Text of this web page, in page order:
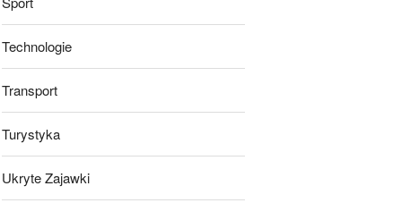
Technologie
Transport
Turystyka
Ukryte Zajawki